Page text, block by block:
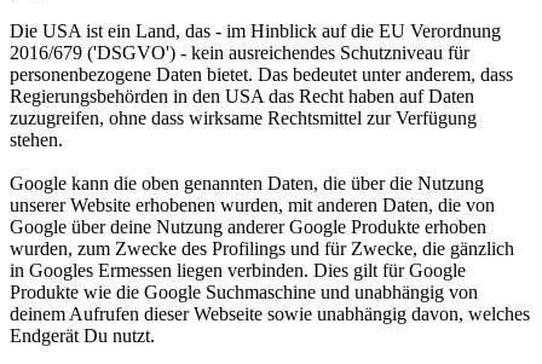
Die USA ist ein Land, das - im Hinblick auf die EU Verordnung
2016/679 ('DSGVO') - kein ausreichendes Schutzniveau für
personenbezogene Daten bietet. Das bedeutet unter anderem, dass
Regierungsbehörden in den USA das Recht haben auf Daten
zuzugreifen, ohne dass wirksame Rechtsmittel zur Verfügung
stehen.
Google kann die oben genannten Daten, die über die Nutzung
unserer Website erhobenen wurden, mit anderen Daten, die von
Google über deine Nutzung anderer Google Produkte erhoben
wurden, zum Zwecke des Profilings und für Zwecke, die gänzlich
in Googles Ermessen liegen verbinden. Dies gilt für Google
Produkte wie die Google Suchmaschine und unabhängig von
deinem Aufrufen dieser Webseite sowie unabhängig davon, welches
Endgerät Du nutzt.